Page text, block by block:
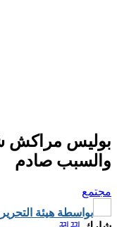
بوليس مراكش
والسبب صادم
مجتمع
بواسطة هيئة التحرير